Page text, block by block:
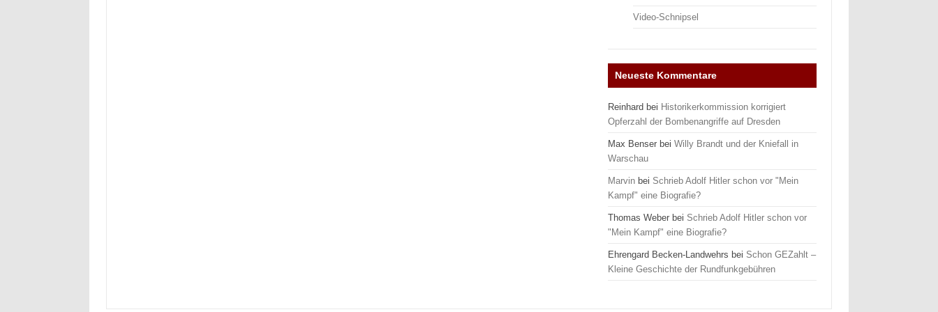
Video-Schnipsel
Neueste Kommentare
Reinhard bei Historikerkommission korrigiert
Opferzahl der Bombenangriffe auf Dresden
Max Benser beiWilly Brandt und der Kniefall in
Warschau
Marvin bei Schrieb Adolf Hitler schon vor "Mein
Kampf" eine Biografie?
Thomas Weber bei Schrieb Adolf Hitler schon vor
"Mein Kampf" eine Biografie?
Ehrengard Becken-Landwehrs bei Schon GEZahlt –
Kleine Geschichte der Rundfunkgebühren